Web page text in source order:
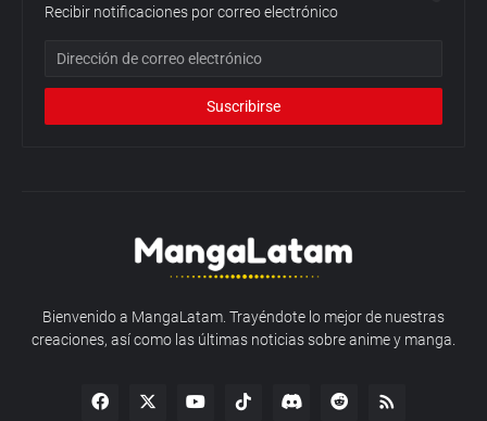
Recibir notificaciones por correo electrónico
Bienvenido a MangaLatam. Trayéndote lo mejor de nuestras
creaciones, así como las últimas noticias sobre anime y manga.